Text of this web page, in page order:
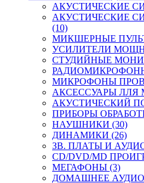
АКУСТИЧЕСКИЕ
АКУСТИЧЕСКИЕ
(10)
МИКШЕРНЫЕ
УСИЛИТЕЛИ
СТУДИЙНЫЕ
МИКРОФОНЫ
АКСЕССУАРЫ ЛЛЯ
АКУСТИЧЕСКИЙ
ПРИБОРЫ
НАУШНИКИ (30)
ДИНАМИКИ (26)
ЗВ. ПЛАТЫ И
CD/DVD/MD
МЕГАФОНЫ (3)
ДОМАШНЕЕ АУДИО